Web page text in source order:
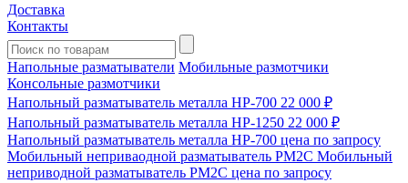
Доставка
Контакты
Напольные разматыватели Мобильные размотчики
Консольные размотчики
Напольный разматыватель металла HP-700 22 000 ₽
Напольный разматыватель металла HP-1250 22 000 ₽
Напольный разматыватель металла HP-700 цена по запросу
Мобильный непривaодной разматыватель РМ2С Мобильный
неприводной разматыватель РМ2С цена по запросу